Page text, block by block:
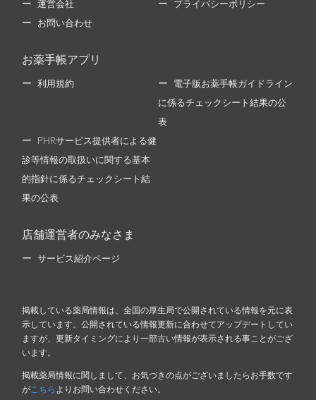
運営会社 プライバシーポリシー
お問い合わせ
お薬手帳アプリ
利用規約 電子版お薬手帳ガイドライン
に係るチェックシート結果の公
表
PHRサービス提供者による健
診等情報の取扱いに関する基本
的指針に係るチェックシート結
果の公表
店舗運営者のみなさま
サービス紹介ページ
掲載している薬局情報は、全国の厚生局で公開されている情報を元に表
示しています。公開されている情報更新に合わせてアップデートしてい
ますが、更新タイミングにより一部古い情報が表示される事ことがござ
います。
掲載薬局情報に関しまして、お気づきの点がございましたらお手数です
が こちら よりお問い合わせください。